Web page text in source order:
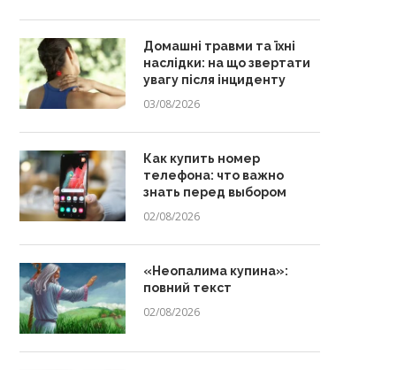
Домашні травми та їхні
наслідки: на що звертати
увагу після інциденту
03/08/2026
Как купить номер
телефона: что важно
знать перед выбором
02/08/2026
«Неопалима купина»:
повний текст
02/08/2026